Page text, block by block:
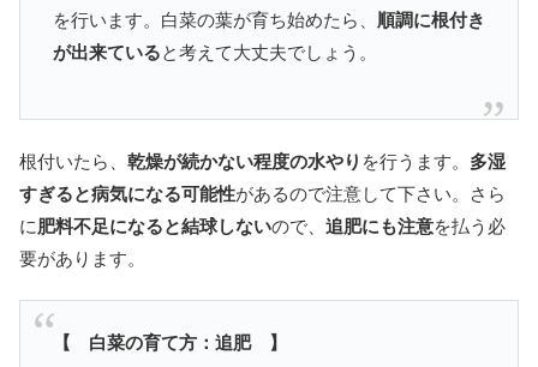
を行います。白菜の葉が育ち始めたら、 順調に根付き
が出来ていると考えて大丈夫でしょう。
根付いたら、 乾燥が続かない程度の水やり を行うます。 多湿
すぎると病気になる可能性があるので注意して下さい。さら
に肥料不足になると結球しないので、 追肥にも注意を払う必
要があります。
【 白菜の育て方：追肥 】